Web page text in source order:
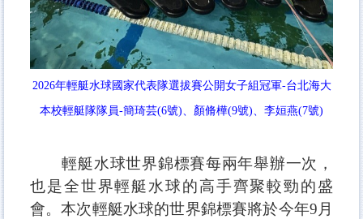
2026年輕艇水球國家代表隊選拔賽公開女子組冠軍-台北海大
本校輕艇隊隊員-簡琦芸(6號)、顏脩樺(9號)、李姮燕(7號)
輕艇水球世界錦標賽每兩年舉辦一次，
也是全世界輕艇水球的高手齊聚較勁的盛
會。本次輕艇水球的世界錦標賽將於今年9月